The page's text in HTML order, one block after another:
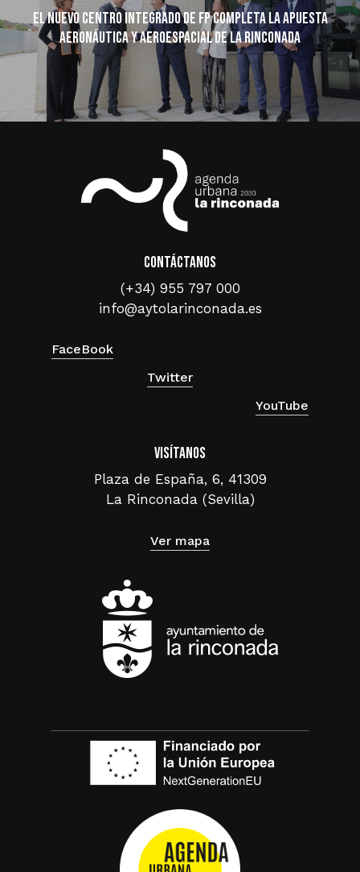
El nuevo Centro Integrado de FP completa la apuesta
aeronáutica y aeroespacial de La Rinconada
Contáctanos
(+34) 955 797 000
info@aytolarinconada.es
FaceBook
Twitter
YouTube
Visítanos
Plaza de España, 6, 41309
La Rinconada (Sevilla)
Ver mapa